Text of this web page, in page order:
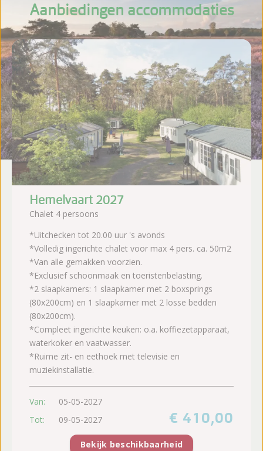
Aanbiedingen accommodaties
Hemelvaart 2027
Chalet 4 persoons
*Uitchecken tot 20.00 uur 's avonds
*Volledig ingerichte chalet voor max 4 pers. ca. 50m2
*Van alle gemakken voorzien.
*Exclusief schoonmaak en toeristenbelasting.
*2 slaapkamers: 1 slaapkamer met 2 boxsprings
(80x200cm) en 1 slaapkamer met 2 losse bedden
(80x200cm).
*Compleet ingerichte keuken: o.a. koffiezetapparaat,
waterkoker en vaatwasser.
*Ruime zit- en eethoek met televisie en
muziekinstallatie.
Van:
05-05-2027
Tot:
09-05-2027 € 410,00
Bekijk beschikbaarheid